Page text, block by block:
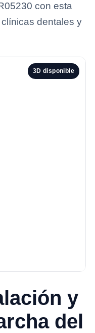
con esta
dentales y
3D disponible
y
del